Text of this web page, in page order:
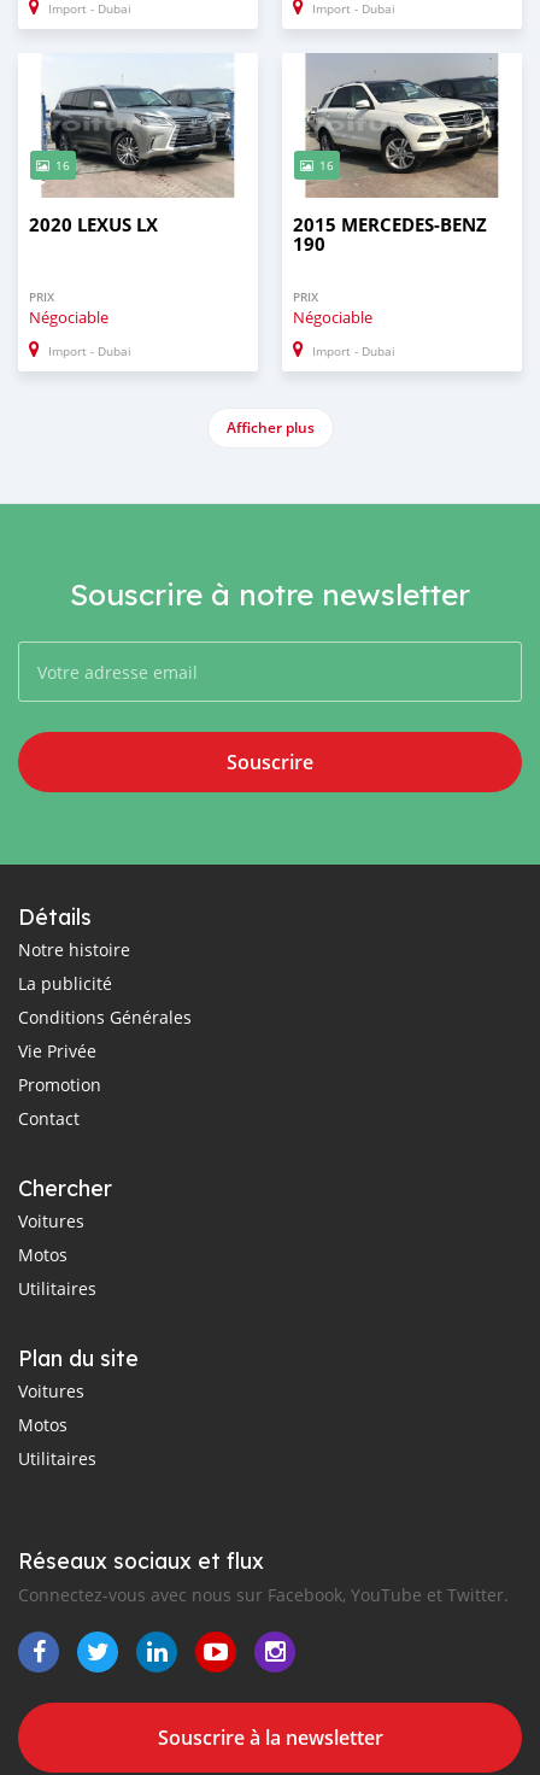
Import - Dubai Import - Dubai
16
2020 LEXUS LX
PRIX
Négociable
Import - Dubai
16
2015 MERCEDES-BENZ
190
PRIX
Négociable
Import - Dubai
Afficher plus
Souscrire à notre newsletter
Souscrire
Détails
Notre histoire
La publicité
Conditions Générales
Vie Privée
Promotion
Contact
Chercher
Voitures
Motos
Utilitaires
Plan du site
Voitures
Motos
Utilitaires
Réseaux sociaux et flux
Connectez-vous avec nous sur Facebook, YouTube et Twitter.
Souscrire à la newsletter